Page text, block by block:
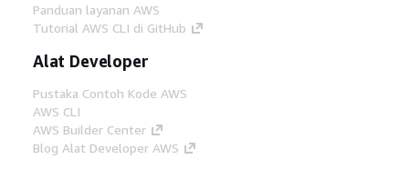
Panduan layanan AWS
Tutorial AWS CLI di GitHub
Alat Developer
Pustaka Contoh Kode AWS
AWS CLI
AWS Builder Center
Blog Alat Developer AWS